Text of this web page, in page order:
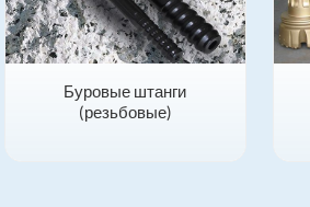
Буровые штанги
(резьбовые)